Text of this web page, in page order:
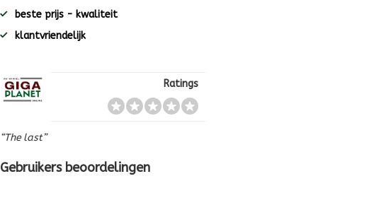
beste prijs - kwaliteit
klantvriendelijk
Ratings
“The last”
Gebruikers beoordelingen